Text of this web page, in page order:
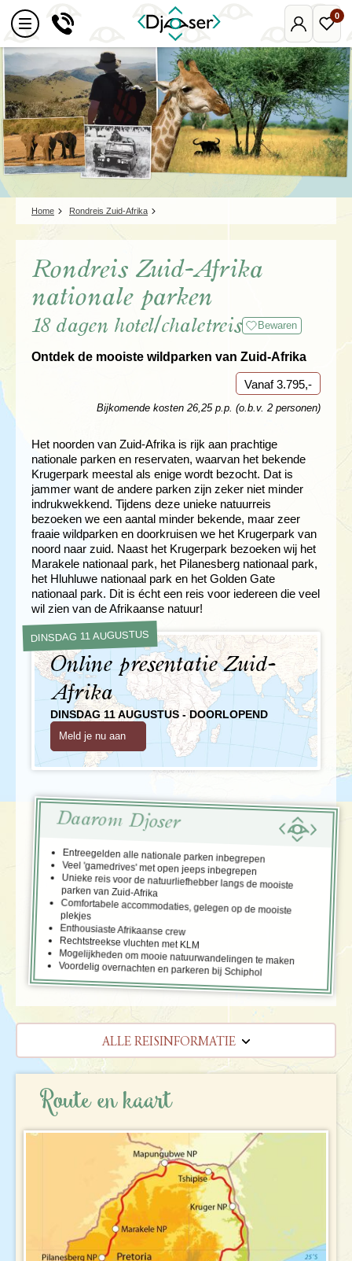
Mijn
Djoser
0
Home Rondreis Zuid-Afrika
Rondreis Zuid-Afrika
nationale parken
18 dagen hotel/chaletreis Bewaren
Ontdek de mooiste wildparken van Zuid-Afrika
Vanaf 3.795,-
Bijkomende kosten 26,25 p.p. (o.b.v. 2 personen)
Het noorden van Zuid-Afrika is rijk aan prachtige
nationale parken en reservaten, waarvan het bekende
Krugerpark meestal als enige wordt bezocht. Dat is
jammer want de andere parken zijn zeker niet minder
indrukwekkend. Tijdens deze unieke natuurreis
bezoeken we een aantal minder bekende, maar zeer
fraaie wildparken en doorkruisen we het Krugerpark van
noord naar zuid. Naast het Krugerpark bezoeken wij het
Marakele nationaal park, het Pilanesberg nationaal park,
het Hluhluwe nationaal park en het Golden Gate
nationaal park. Dit is écht een reis voor iedereen die veel
wil zien van de Afrikaanse natuur!
DINSDAG 11 AUGUSTUS
Online presentatie Zuid-
Afrika
DINSDAG 11 AUGUSTUS - DOORLOPEND
Meld je nu aan
Daarom Djoser
Entreegelden alle nationale parken inbegrepen
Veel 'gamedrives' met open jeeps inbegrepen
Unieke reis voor de natuurliefhebber langs de mooiste
parken van Zuid-Afrika
Comfortabele accommodaties, gelegen op de mooiste
plekjes
Enthousiaste Afrikaanse crew
Rechtstreekse vluchten met KLM
Mogelijkheden om mooie natuurwandelingen te maken
Voordelig overnachten en parkeren bij Schiphol
ALLE REISINFORMATIE
REISBESCHRIJVING
VERTREKDATA/PRIJS
REVIEWS
PRAKTISCHE INFORMATIE
Accommodatie
Vliegreis
FAQ
FOTO'S EN VIDEO
Route en kaart